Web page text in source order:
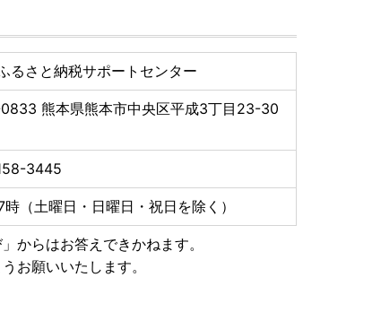
るさと納税サポートセンター
熊本県熊本市中央区平成3丁目23-30
3445
時（土曜日・日曜日・祝日を除く）
からはお答えできかねます。
お願いいたします。